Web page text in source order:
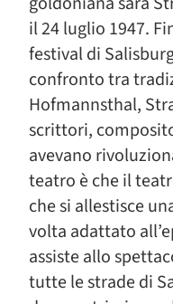
il 24 luglio 1947.
festival di
confronto tra
Hofmannsthal,
scrittori,
avevano
teatro è che il
che si allestisce
volta adattato
assiste allo
tutte le strade di